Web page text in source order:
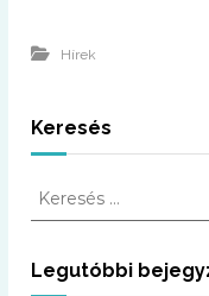
Hírek
Keresés
K
eLegutóbbi